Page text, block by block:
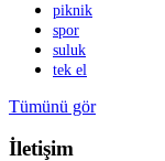
piknik
spor
suluk
tek el
Tümünü gör
İletişim